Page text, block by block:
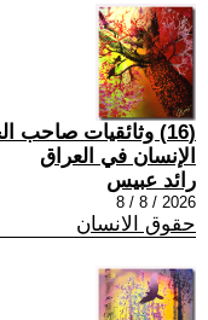
(16) وثائقيات
الإنسان في العراق
رائد عبيس
2026 / 8 / 8
حقوق الانسان